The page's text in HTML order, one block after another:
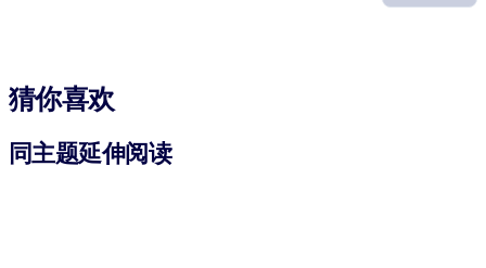
猜你喜欢
同主题延伸阅读